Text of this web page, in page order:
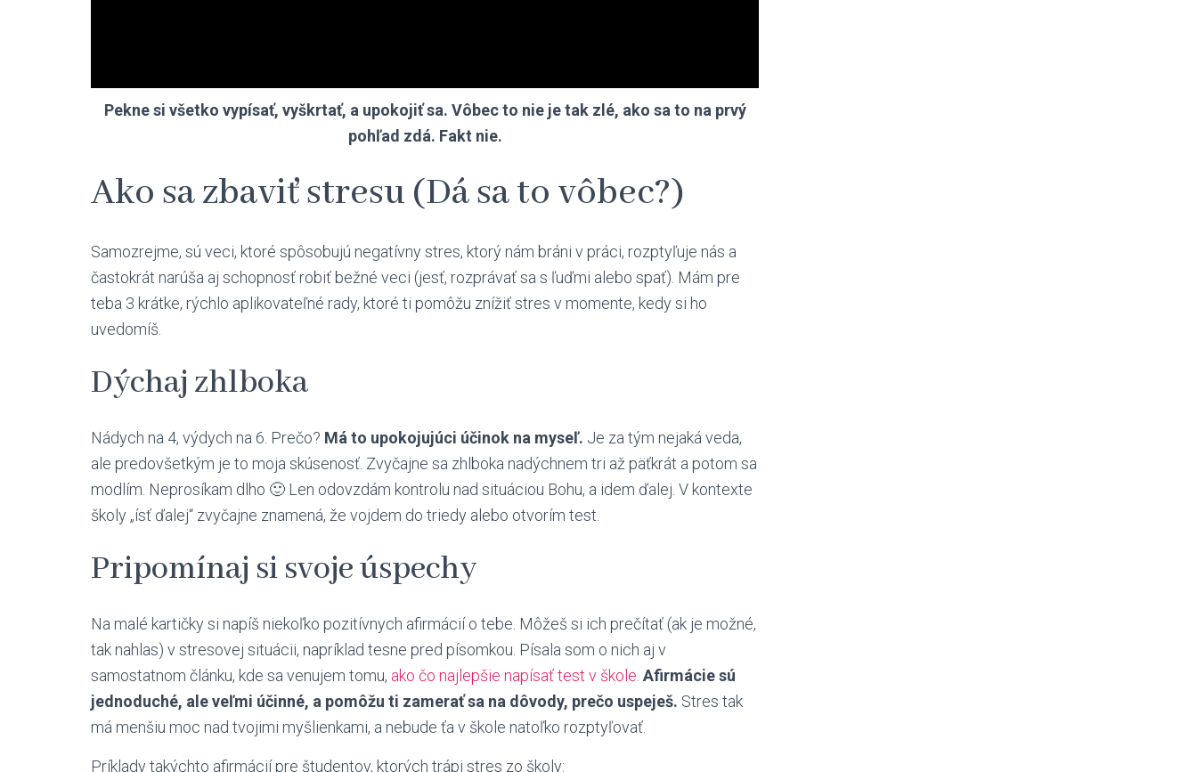
Pekne si všetko vypísať, vyškrtať, a upokojiť sa. Vôbec to nie je tak zlé, ako sa to na prvý
pohľad zdá. Fakt nie.
Ako sa zbaviť stresu (Dá sa to vôbec?)
Samozrejme, sú veci, ktoré spôsobujú negatívny stres, ktorý nám bráni v práci, rozptyľuje nás a
častokrát narúša aj schopnosť robiť bežné veci (jesť, rozprávať sa s ľuďmi alebo spať). Mám pre
teba 3 krátke, rýchlo aplikovateľné rady, ktoré ti pomôžu znížiť stres v momente, kedy si ho
uvedomíš.
Dýchaj zhlboka
Nádych na 4, výdych na 6. Prečo? Má to upokojujúci účinok na myseľ. Je za tým nejaká veda,
ale predovšetkým je to moja skúsenosť. Zvyčajne sa zhlboka nadýchnem tri až päťkrát a potom sa
modlím. Neprosíkam dlho 🙂 Len odovzdám kontrolu nad situáciou Bohu, a idem ďalej. V kontexte
školy „ísť ďalej“ zvyčajne znamená, že vojdem do triedy alebo otvorím test.
Pripomínaj si svoje úspechy
Na malé kartičky si napíš niekoľko pozitívnych afirmácií o tebe. Môžeš si ich prečítať (ak je možné,
tak nahlas) v stresovej situácii, napríklad tesne pred písomkou. Písala som o nich aj v
samostatnom článku, kde sa venujem tomu, ako čo najlepšie napísať test v škole Afirmácie sú
jednoduché, ale veľmi účinné, a pomôžu ti zamerať sa na dôvody, prečo uspeješ. Stres tak
má menšiu moc nad tvojimi myšlienkami, a nebude ťa v škole natoľko rozptyľovať.
Príklady takýchto afirmácií pre študentov, ktorých trápi stres zo školy: